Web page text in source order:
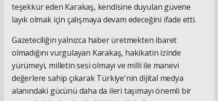
teşekkür eden Karakaş, kendisine duyulan güvene
layık olmak için çalışmaya devam edeceğini ifade etti.
Gazeteciliğin yalnızca haber üretmekten ibaret
olmadığını vurgulayan Karakaş, hakikatin izinde
yürümeyi, milletin sesi olmayı ve milli ile manevi
değerlere sahip çıkarak Türkiye'nin dijital medya
alanındaki gücünü daha da ileri taşımayı önemli bir